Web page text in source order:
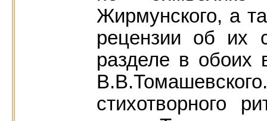
Жирмунского, а
рецензии об их
разделе в обоих
стихотворного